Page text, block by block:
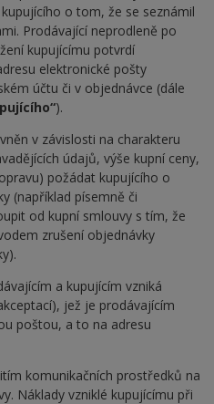
o tom, že se seznámil
Prodávající neprodleně po
kupujícímu potvrdí
elektronické pošty
účtu či v objednávce (dále
).
v závislosti na charakteru
údajů, výše kupní ceny,
požádat kupujícího o
(například písemně či
od kupní smlouvy s tím, že
zrušení objednávky
a kupujícím vzniká
jež je prodávajícím
poštou, a to na adresu
komunikačních prostředků na
Náklady vzniklé kupujícímu při